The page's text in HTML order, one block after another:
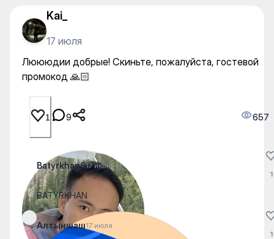
Kai_
17 июля
Люююдии добрые! Скиньте, пожалуйста, гостевой
промокод 🙏🏻
1 9 657
BatyrkhanS17 июля
BATYRKHAN
1
Алтыншаш17 июля
1